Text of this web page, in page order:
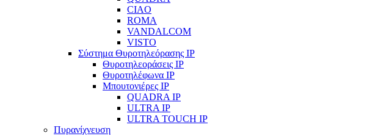
CIAO
ROMA
VANDALCOM
VISTO
Σύστημα Θυροτηλεόρασης IP
Θυροτηλεοράσεις IP
Θυροτηλέφωνα IP
Μπουτονιέρες IP
QUADRA IP
ULTRA IP
ULTRA TOUCH IP
Πυρανίχνευση